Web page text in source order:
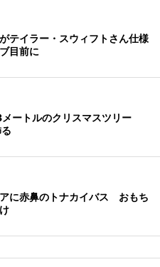
テイラー・スウィフトさん仕様
目前に
ートルのクリスマスツリー
に赤鼻のトナカイバス おもち